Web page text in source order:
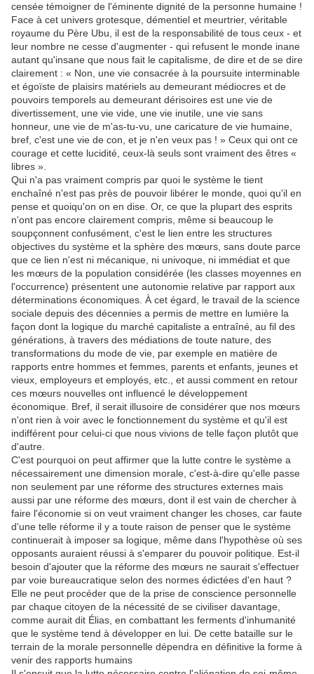
censée témoigner de l'éminente dignité de la personne humaine !
Face à cet univers grotesque, démentiel et meurtrier, véritable
royaume du Père Ubu, il est de la responsabilité de tous ceux - et
leur nombre ne cesse d'augmenter - qui refusent le monde inane
autant qu'insane que nous fait le capitalisme, de dire et de se dire
clairement : « Non, une vie consacrée à la poursuite interminable
et égoïste de plaisirs matériels au demeurant médiocres et de
pouvoirs temporels au demeurant dérisoires est une vie de
divertissement, une vie vide, une vie inutile, une vie sans
honneur, une vie de m'as-tu-vu, une caricature de vie humaine,
bref, c'est une vie de con, et je n'en veux pas ! » Ceux qui ont ce
courage et cette lucidité, ceux-là seuls sont vraiment des êtres «
libres ».
Qui n'a pas vraiment compris par quoi le système le tient
enchaîné n'est pas près de pouvoir libérer le monde, quoi qu'il en
pense et quoiqu'on on en dise. Or, ce que la plupart des esprits
n'ont pas encore clairement compris, même si beaucoup le
soupçonnent confusément, c'est le lien entre les structures
objectives du système et la sphère des mœurs, sans doute parce
que ce lien n'est ni mécanique, ni univoque, ni immédiat et que
les mœurs de la population considérée (les classes moyennes en
l'occurrence) présentent une autonomie relative par rapport aux
déterminations économiques. À cet égard, le travail de la science
sociale depuis des décennies a permis de mettre en lumière la
façon dont la logique du marché capitaliste a entraîné, au fil des
générations, à travers des médiations de toute nature, des
transformations du mode de vie, par exemple en matière de
rapports entre hommes et femmes, parents et enfants, jeunes et
vieux, employeurs et employés, etc., et aussi comment en retour
ces mœurs nouvelles ont influencé le développement
économique. Bref, il serait illusoire de considérer que nos mœurs
n'ont rien à voir avec le fonctionnement du système et qu'il est
indifférent pour celui-ci que nous vivions de telle façon plutôt que
d'autre.
C'est pourquoi on peut affirmer que la lutte contre le système a
nécessairement une dimension morale, c'est-à-dire qu'elle passe
non seulement par une réforme des structures externes mais
aussi par une réforme des mœurs, dont il est vain de chercher à
faire l'économie si on veut vraiment changer les choses, car faute
d'une telle réforme il y a toute raison de penser que le système
continuerait à imposer sa logique, même dans l'hypothèse où ses
opposants auraient réussi à s'emparer du pouvoir politique. Est-il
besoin d'ajouter que la réforme des mœurs ne saurait s'effectuer
par voie bureaucratique selon des normes édictées d'en haut ?
Elle ne peut procéder que de la prise de conscience personnelle
par chaque citoyen de la nécessité de se civiliser davantage,
comme aurait dit Élias, en combattant les ferments d'inhumanité
que le système tend à développer en lui. De cette bataille sur le
terrain de la morale personnelle dépendra en définitive la forme à
venir des rapports humains